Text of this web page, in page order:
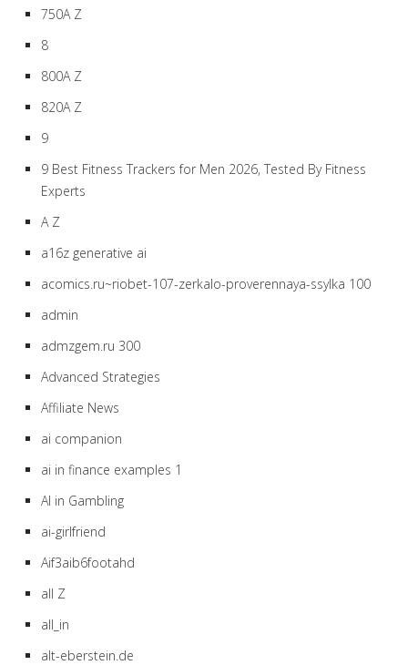
750A Z
8
800A Z
820A Z
9
9 Best Fitness Trackers for Men 2026, Tested By Fitness
Experts
A Z
a16z generative ai
acomics.ru~riobet-107-zerkalo-proverennaya-ssylka 100
admin
admzgem.ru 300
Advanced Strategies
Affiliate News
ai companion
ai in finance examples 1
AI in Gambling
ai-girlfriend
Aif3aib6footahd
all Z
all_in
alt-eberstein.de